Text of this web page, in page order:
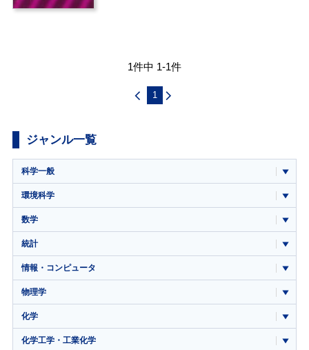
1件中 1-1件
1
ジャンル一覧
科学一般
環境科学
数学
統計
情報・コンピュータ
物理学
化学
化学工学・工業化学